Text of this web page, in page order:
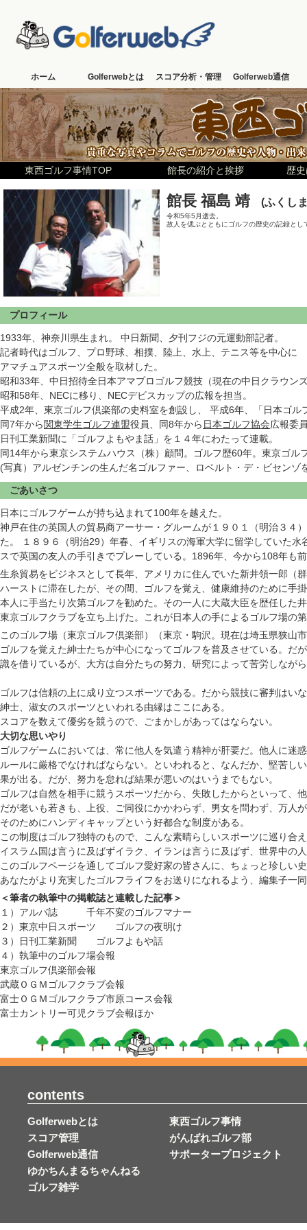
ホーム Golferwebとは スコア分析・管理 Golferweb通信
東西ゴルフ事情TOP 館長の紹介と挨拶 歴
館長 福島 靖 (ふくし
令和5年5月逝去。
故人を偲ぶとともにゴルフの歴史の記録と
プロフィール
1933年、神奈川県生まれ。 中日新聞、夕刊フジの元運動部記者。
記者時代はゴルフ、プロ野球、相撲、陸上、水上、テニス等を中心に
アマチュアスポーツ全般を取材した。
昭和33年、中日招待全日本アマプロゴルフ競技（現在の中日クラウ
昭和58年、NECに移り、NECデビスカップの広報を担当。
平成2年、東京ゴルフ倶楽部の史料室を創設し、 平成6年、「日本ゴ
同7年から関東学生ゴルフ連盟役員、同8年から 日本ゴルフ協会広報委
日刊工業新聞に「ゴルフよもやま話」を１４年にわたって連載。
同14年から東京システムハウス（株）顧問。ゴルフ歴60年。東京ゴル
(写真）アルゼンチンの生んだ名ゴルファー、ロベルト・デ・ビセン
ごあいさつ
日本にゴルフゲームが持ち込まれて100年を越えた。
神戸在住の英国人の貿易商アーサー・グルームが１９０１（明治３４
た。 １８９６（明治29）年春、イギリスの海軍大学に留学していた
スで英国の友人の手引きでプレーしている。1896年、今から108年も
生糸貿易をビジネスとして長年、アメリカに住んでいた新井領一郎（
ハーストに滞在したが、その間、ゴルフを覚え、健康維持のために手
本人に手当たり次第ゴルフを勧めた。その一人に大蔵大臣を歴任した
東京ゴルフクラブを立ち上げた。これが日本人の手によるゴルフ場の
このゴルフ場（東京ゴルフ倶楽部）（東京・駒沢。現在は埼玉県狭
ゴルフを覚えた紳士たちが中心になってゴルフを普及させている。
識を借りているが、大方は自分たちの努力、研究によって苦労しなが
ゴルフは信頼の上に成り立つスポーツである。だから競技に審判はい
紳士、淑女のスポーツといわれる由縁はここにある。
スコアを数えて優劣を競うので、ごまかしがあってはならない。
大切な思いやり
ゴルフゲームにおいては、常に他人を気遣う精神が肝要だ。他人に迷
ルールに厳格でなければならない。といわれると、なんだか、堅苦
果が出る。だが、努力を怠れば結果が悪いのはいうまでもない。
ゴルフは自然を相手に競うスポーツだから、失敗したからといって、
だが老いも若きも、上役、ご同役にかかわらず、男女を問わず、万人
そのためにハンディキャップという好都合な制度がある。
この制度はゴルフ独特のもので、こんな素晴らしいスポーツに巡り合
イスラム国は言うに及ばずイラク、イランは言うに及ばず、世界中の
このゴルフページを通してゴルフ愛好家の皆さんに、ちょっと珍しい
あなたがより充実したゴルフライフをお送りになれるよう、編集子一
＜筆者の執筆中の掲載誌と連載した記事＞
１）アルバ誌 千年不変のゴルフマナー
２）東京中日スポーツ ゴルフの夜明け
３）日刊工業新聞 ゴルフよもや話
４）執筆中のゴルフ場会報
東京ゴルフ倶楽部会報
武蔵ＯＧＭゴルフクラブ会報
富士ＯＧＭゴルフクラブ市原コース会報
富士カントリー可児クラブ会報ほか
contents
Golferwebとは
スコア管理
Golferweb通信
ゆかちんまるちゃんねる
ゴルフ雑学
東西ゴルフ事情
がんばれゴルフ部
サポータープロジェクト